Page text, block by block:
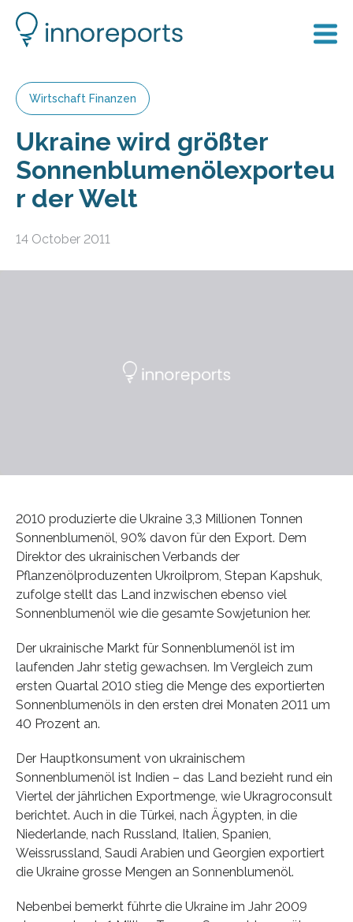
Wirtschaft Finanzen
Ukraine wird größter
Sonnenblumenölexporteu
r der Welt
14 October 2011
2010 produzierte die Ukraine 3,3 Millionen Tonnen
Sonnenblumenöl, 90% davon für den Export. Dem
Direktor des ukrainischen Verbands der
Pflanzenölproduzenten Ukroilprom, Stepan Kapshuk,
zufolge stellt das Land inzwischen ebenso viel
Sonnenblumenöl wie die gesamte Sowjetunion her.
Der ukrainische Markt für Sonnenblumenöl ist im
laufenden Jahr stetig gewachsen. Im Vergleich zum
ersten Quartal 2010 stieg die Menge des exportierten
Sonnenblumenöls in den ersten drei Monaten 2011 um
40 Prozent an.
Der Hauptkonsument von ukrainischem
Sonnenblumenöl ist Indien – das Land bezieht rund ein
Viertel der jährlichen Exportmenge, wie Ukragroconsult
berichtet. Auch in die Türkei, nach Ägypten, in die
Niederlande, nach Russland, Italien, Spanien,
Weissrussland, Saudi Arabien und Georgien exportiert
die Ukraine grosse Mengen an Sonnenblumenöl.
Nebenbei bemerkt führte die Ukraine im Jahr 2009